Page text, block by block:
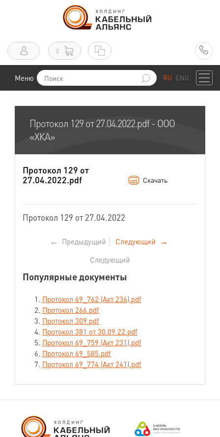
0
Меню RU ENG
Протокол 129 от 27.04.2022.pdf - ООО
«ХКА»
Протокол 129 от
27.04.2022.pdf
Скачать
Протокол 129 от 27.04.2022
← Предыдущий Следующий →
Следующий
Популярные документы
Протокол 69_762 (Акт 236).pdf
Протокол 266.pdf
Протокол 309.pdf
Протокол 381 от 30.09.22.pdf
Протокол 69_759 (Акт 231).pdf
Протокол 69_585.pdf
Протокол 69_774 (Акт 241).pdf